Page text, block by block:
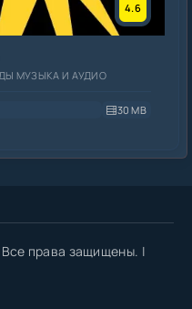
4.6
МУЗЫКА И АУДИО
30 MB
права защищены. |